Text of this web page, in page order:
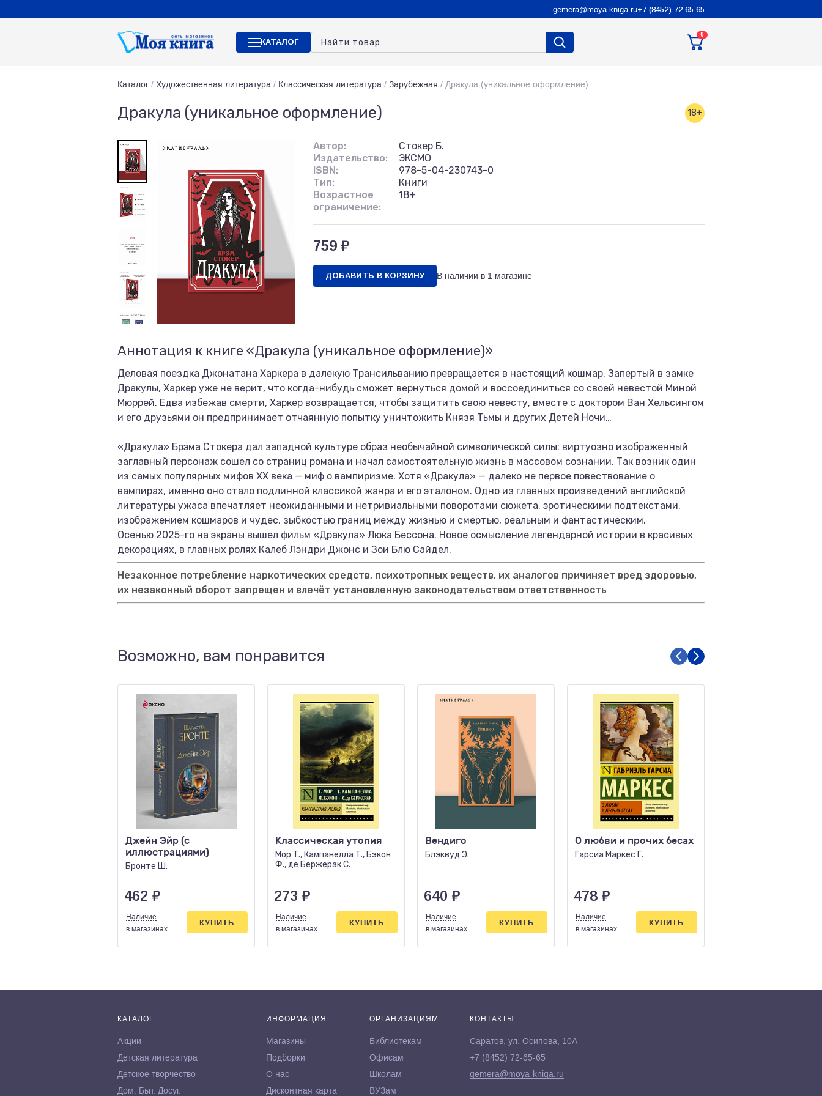
gemera@moya-kniga.ru+7 (8452) 72 65 65
КАТАЛОГ
0
Каталог / Художественная литература / Классическая литература / Зарубежная / Дракула (уникальное оформление)
Дракула (уникальное оформление) 18+
Автор:
Стокер Б.
Издательство:
ЭКСМО
ISBN:
978-5-04-230743-0
Тип:
Книги
Возрастное
ограничение:
18+
759 ₽
ДОБАВИТЬ В КОРЗИНУ В наличии в 1 магазине
Аннотация к книге «Дракула (уникальное оформление)»
Деловая поездка Джонатана Харкера в далекую Трансильванию превращается в настоящий кошмар. Запертый в замке
Дракулы, Харкер уже не верит, что когда-нибудь сможет вернуться домой и воссоединиться со своей невестой Миной
Мюррей. Едва избежав смерти, Харкер возвращается, чтобы защитить свою невесту, вместе с доктором Ван Хельсингом
и его друзьями он предпринимает отчаянную попытку уничтожить Князя Тьмы и других Детей Ночи…
«Дракула» Брэма Стокера дал западной культуре образ необычайной символической силы: виртуозно изображенный
заглавный персонаж сошел со страниц романа и начал самостоятельную жизнь в массовом сознании. Так возник один
из самых популярных мифов XX века — миф о вампиризме. Хотя «Дракула» — далеко не первое повествование о
вампирах, именно оно стало подлинной классикой жанра и его эталоном. Одно из главных произведений английской
литературы ужаса впечатляет неожиданными и нетривиальными поворотами сюжета, эротическими подтекстами,
изображением кошмаров и чудес, зыбкостью границ между жизнью и смертью, реальным и фантастическим.
Осенью 2025-го на экраны вышел фильм «Дракула» Люка Бессона. Новое осмысление легендарной истории в красивых
декорациях, в главных ролях Калеб Лэндри Джонс и Зои Блю Сайдел.
Незаконное потребление наркотических средств, психотропных веществ, их аналогов причиняет вред здоровью,
их незаконный оборот запрещен и влечёт установленную законодательством ответственность
Возможно, вам понравится
Джейн Эйр (с
иллюстрациями)
Бронте Ш.
462 ₽
Наличие
в магазинах
КУПИТЬ
Классическая утопия
Мор Т., Кампанелла Т., Бэкон
Ф., де Бержерак С.
273 ₽
Наличие
в магазинах
КУПИТЬ
Вендиго
Блэквуд Э.
640 ₽
Наличие
в магазинах
КУПИТЬ
О любви и прочих бесах
Гарсиа Маркес Г.
478 ₽
Наличие
в магазинах
КУПИТЬ
КАТАЛОГ
Акции
Детская литература
Детское творчество
Дом. Быт. Досуг.
ИНФОРМАЦИЯ
Магазины
Подборки
О нас
Дисконтная карта
ОРГАНИЗАЦИЯМ
Библиотекам
Офисам
Школам
ВУЗам
КОНТАКТЫ
Саратов, ул. Осипова, 10А
+7 (8452) 72-65-65
gemera@moya-kniga.ru